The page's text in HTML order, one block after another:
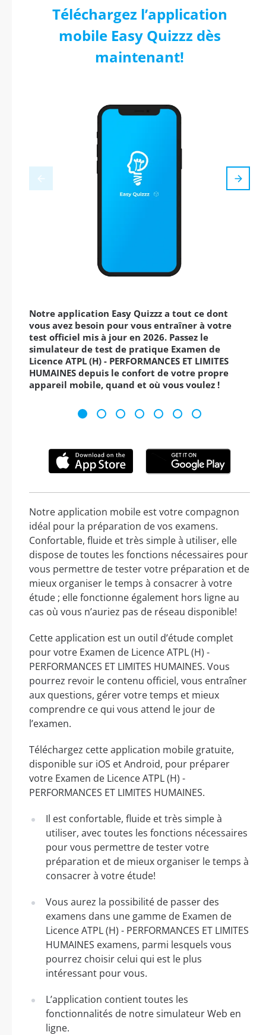
Téléchargez l’application
mobile Easy Quizzz dès
maintenant!
Notre application Easy Quizzz a tout ce dont
vous avez besoin pour vous entraîner à votre
test officiel mis à jour en 2026. Passez le
simulateur de test de pratique Examen de
Licence ATPL (H) - PERFORMANCES ET LIMITES
HUMAINES depuis le confort de votre propre
appareil mobile, quand et où vous voulez !
Notre application mobile est votre compagnon
idéal pour la préparation de vos examens.
Confortable, fluide et très simple à utiliser, elle
dispose de toutes les fonctions nécessaires pour
vous permettre de tester votre préparation et de
mieux organiser le temps à consacrer à votre
étude ; elle fonctionne également hors ligne au
cas où vous n’auriez pas de réseau disponible!
Cette application est un outil d’étude complet
pour votre Examen de Licence ATPL (H) -
PERFORMANCES ET LIMITES HUMAINES. Vous
pourrez revoir le contenu officiel, vous entraîner
aux questions, gérer votre temps et mieux
comprendre ce qui vous attend le jour de
l’examen.
Téléchargez cette application mobile gratuite,
disponible sur iOS et Android, pour préparer
votre Examen de Licence ATPL (H) -
PERFORMANCES ET LIMITES HUMAINES.
Il est confortable, fluide et très simple à
utiliser, avec toutes les fonctions nécessaires
pour vous permettre de tester votre
préparation et de mieux organiser le temps à
consacrer à votre étude!
Vous aurez la possibilité de passer des
examens dans une gamme de Examen de
Licence ATPL (H) - PERFORMANCES ET LIMITES
HUMAINES examens, parmi lesquels vous
pourrez choisir celui qui est le plus
intéressant pour vous.
L’application contient toutes les
fonctionnalités de notre simulateur Web en
ligne.